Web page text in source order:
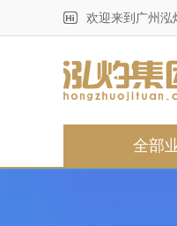
欢迎来到广州泓
全部